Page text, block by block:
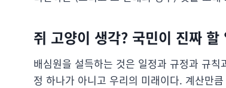
쥐 고양이 생각? 국민이 진짜 할
배심원을 설득하는 것은 일정과 규정과 규
정 하나가 아니고 우리의 미래이다. 계산만